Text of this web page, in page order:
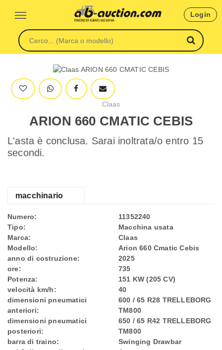
Login
Claas
ARION 660 CMATIC CEBIS
L'asta è conclusa. Sarai inoltrata/o entro 15
secondi.
macchinario
Numero:
11352240
Tipo:
Macchina usata
Marca:
Claas
Modello:
Arion 660 Cmatic Cebis
anno di costruzione:
2025
ore:
735
Potenza:
151 KW (205 CV)
velocità km/h:
40
dimensioni pneumatici
anteriori:
600 / 65 R28 TRELLEBORG
TM800
dimensioni pneumatici
posteriori:
650 / 65 R42 TRELLEBORG
TM800
barra di traino:
Swinging Drawbar